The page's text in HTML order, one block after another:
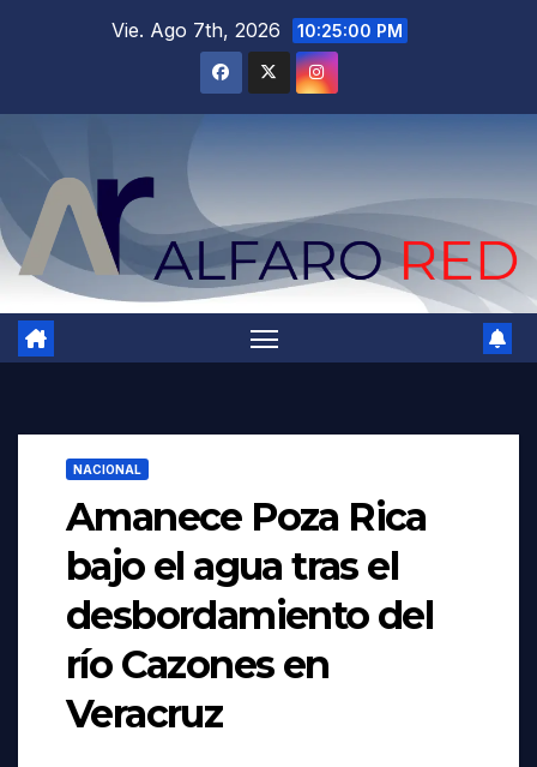
Vie. Ago 7th, 2026 10:25:02 PM
NACIONAL
Amanece Poza Rica
bajo el agua tras el
desbordamiento del
río Cazones en
Veracruz